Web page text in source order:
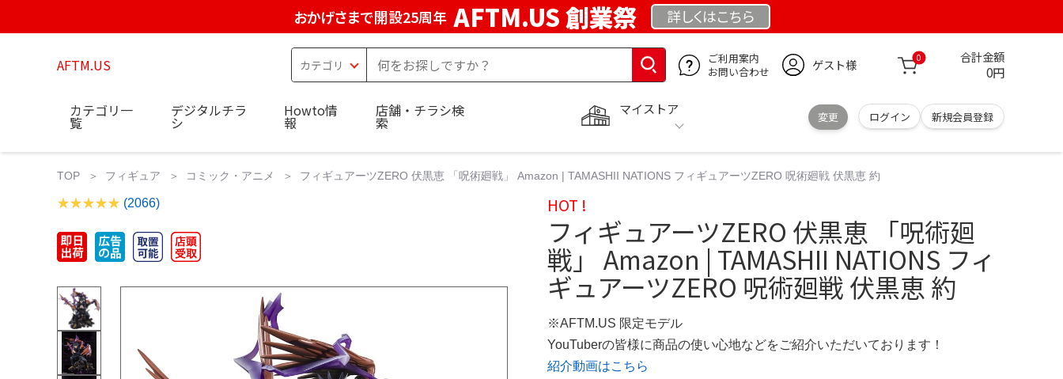
おかげさまで開設25周年 AFTM.US 創業祭 詳しくはこちら
AFTM.US
ご利用案内
お問い合わせ
ゲスト様 0 合計金額
0円
マイストア
変更 ログイン 新規会員登録
カテゴリ一
覧
デジタルチラ
シ
Howto情
報
店舗・チラシ検
索
TOP フィギュア コミック・アニメ フィギュアーツZERO 伏黒恵 「呪術廻戦」 Amazon | TAMASHII NATIONS フィギュアーツZERO 呪術廻戦 伏黒恵 約
(2066) HOT !
フィギュアーツZERO 伏黒恵 「呪術廻
戦」 Amazon | TAMASHII NATIONS フィ
ギュアーツZERO 呪術廻戦 伏黒恵 約
※AFTM.US 限定モデル
YouTuberの皆様に商品の使い心地などをご紹介いただいております！
紹介動画はこちら